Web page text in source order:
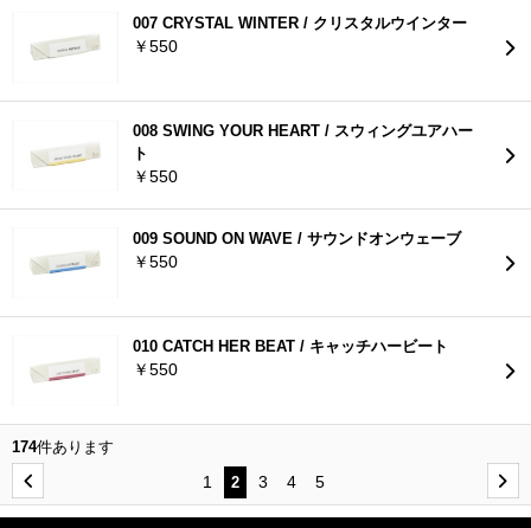
007 CRYSTAL WINTER / クリスタルウインター
￥550
008 SWING YOUR HEART / スウィングユアハー
ト
￥550
009 SOUND ON WAVE / サウンドオンウェーブ
￥550
010 CATCH HER BEAT / キャッチハービート
￥550
174件あります
1 2 3 4 5